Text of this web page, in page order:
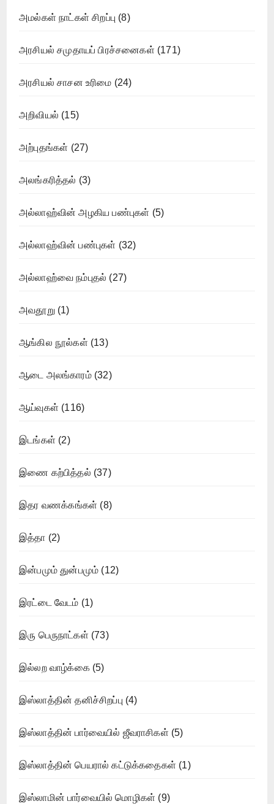
அமல்கள் நாட்கள் சிறப்பு (8)
அரசியல் சமுதாயப் பிரச்சனைகள் (171)
அரசியல் சாசன உரிமை (24)
அறிவியல் (15)
அற்புதங்கள் (27)
அலங்கரித்தல் (3)
அல்லாஹ்வின் அழகிய பண்புகள் (5)
அல்லாஹ்வின் பண்புகள் (32)
அல்லாஹ்வை நம்புதல் (27)
அவதூறு (1)
ஆங்கில நூல்கள் (13)
ஆடை அலங்காரம்(32)
ஆய்வுகள் (116)
இடங்கள் (2)
இணை கற்பித்தல் (37)
இதர வணக்கங்கள் (8)
இத்தா (2)
இன்பமும் துன்பமும் (12)
இரட்டை வேடம் (1)
இரு பெருநாட்கள் (73)
இல்லற வாழ்க்கை(5)
இஸ்லாத்தின் தனிச்சிறப்பு (4)
இஸ்லாத்தின் பார்வையில் ஜீவராசிகள் (5)
இஸ்லாத்தின் பெயரால் கட்டுக்கதைகள் (1)
இஸ்லாமின் பார்வையில் மொழிகள் (9)